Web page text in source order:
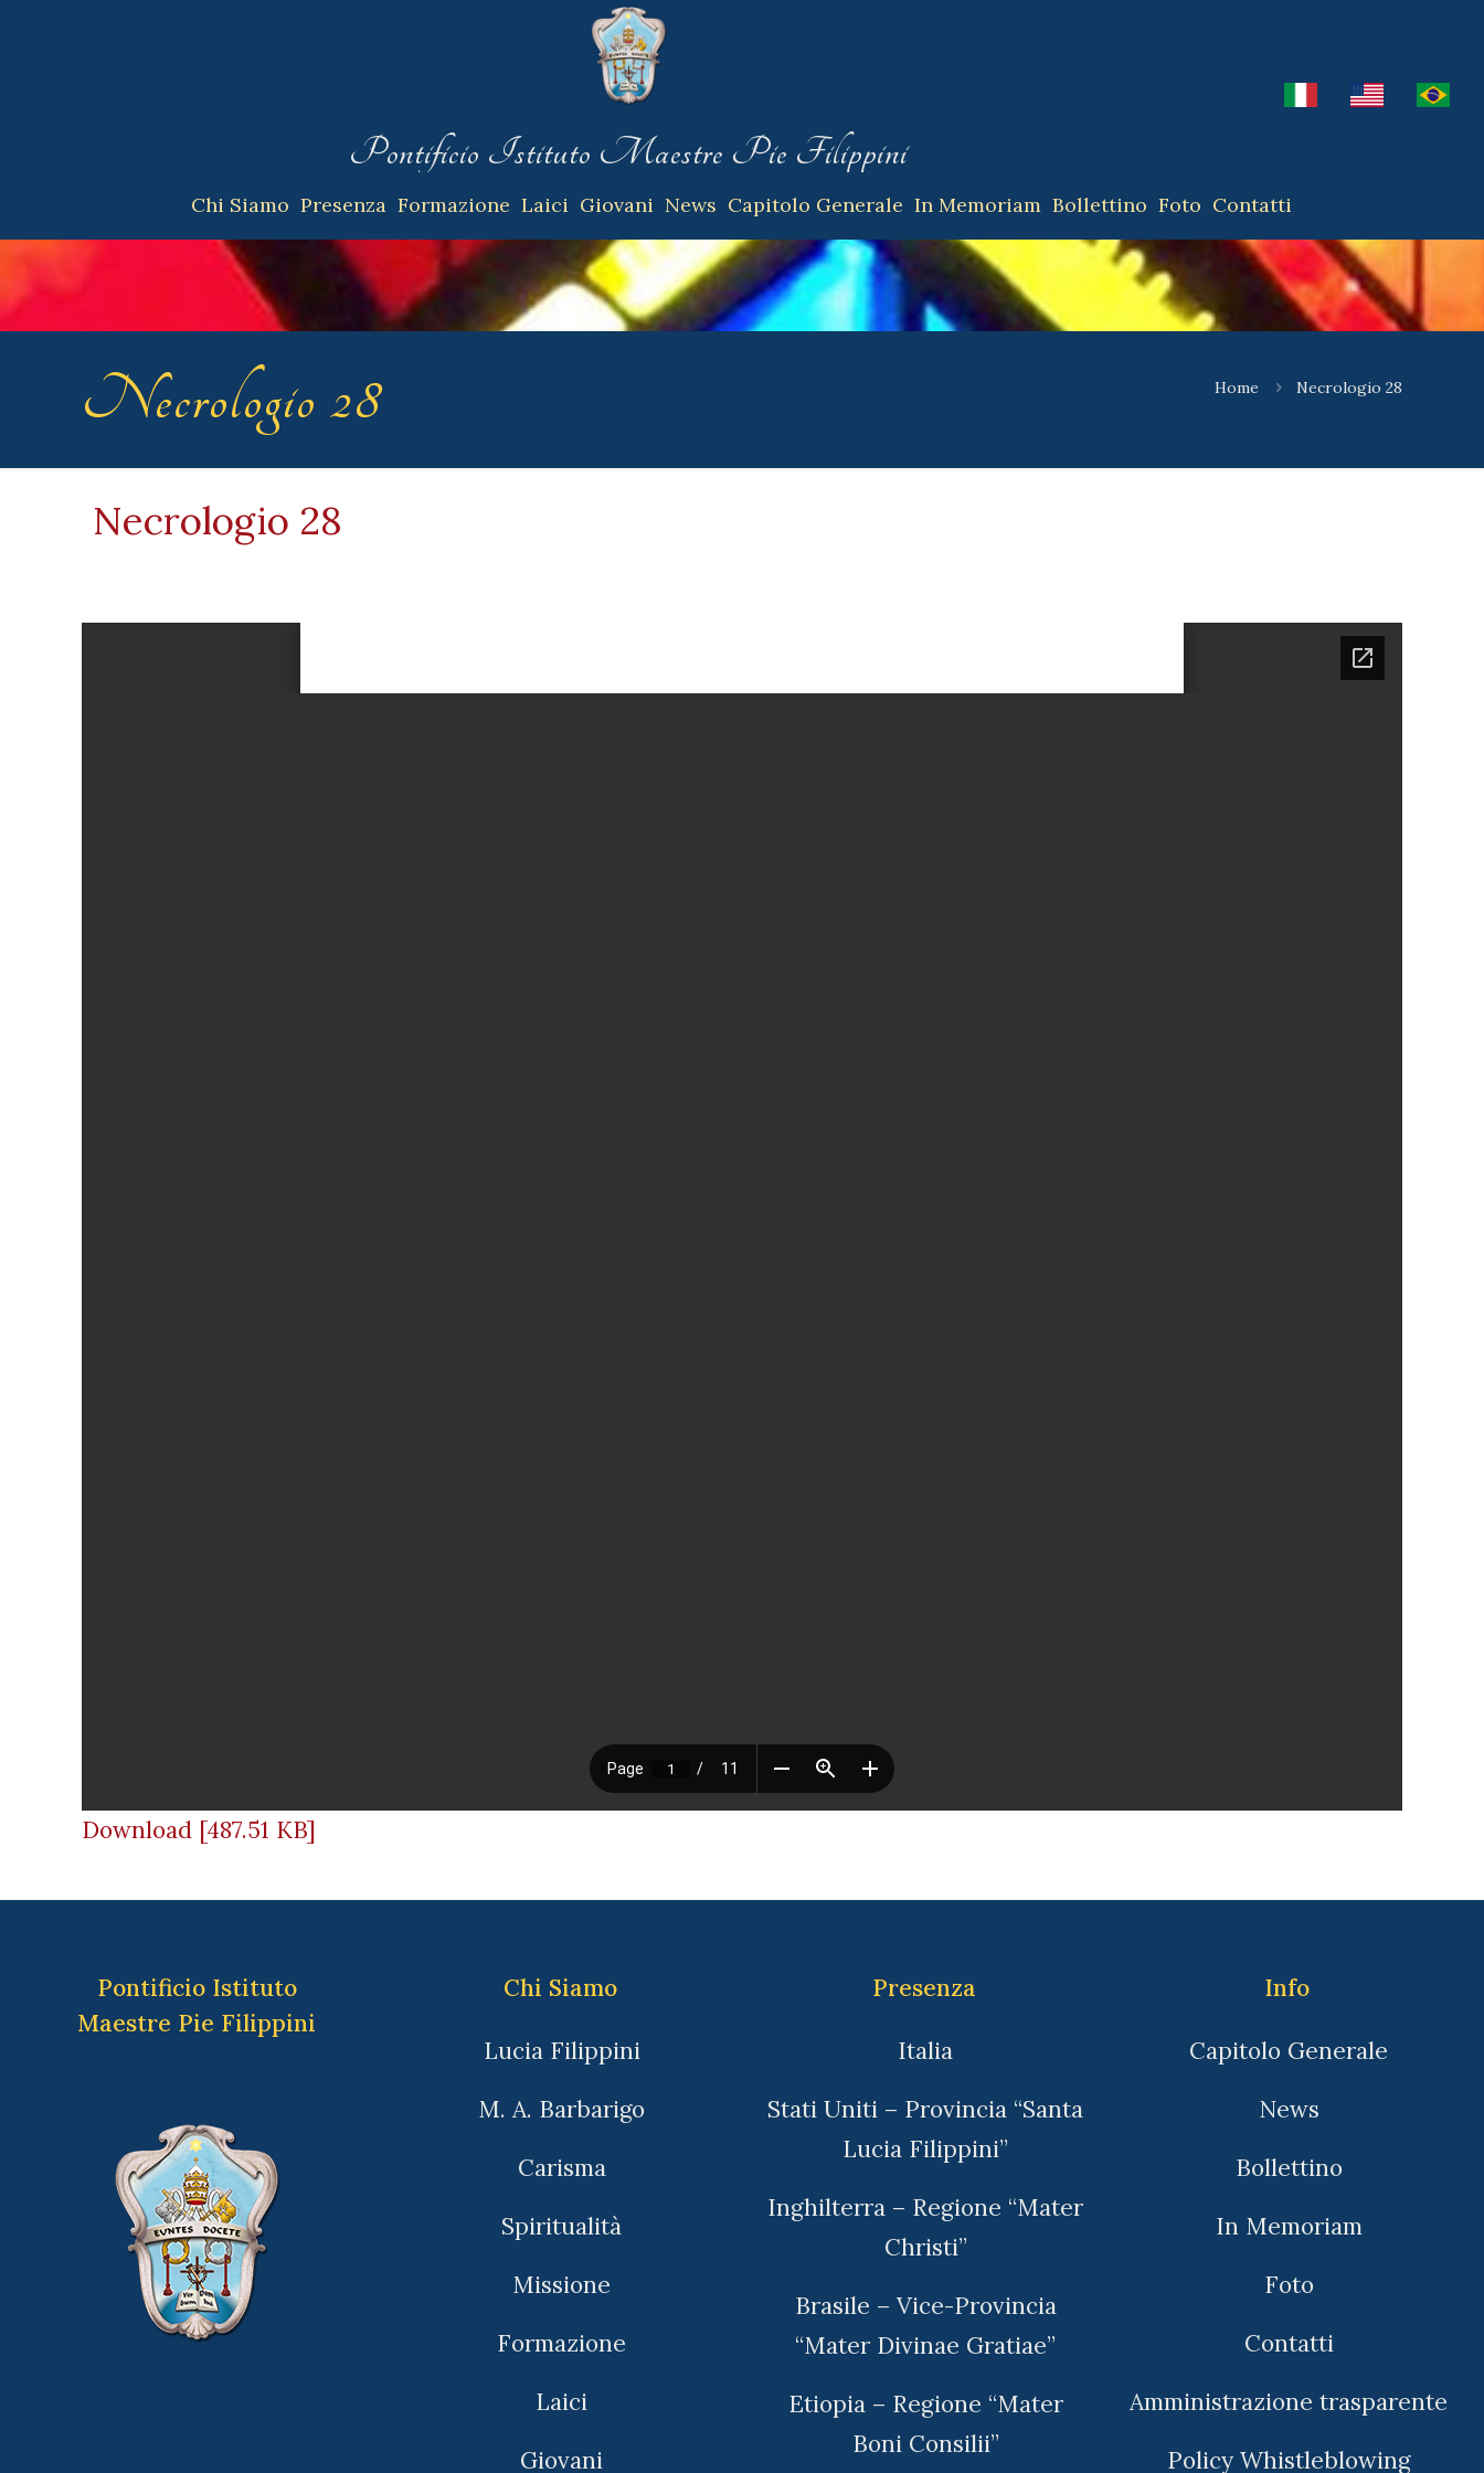
Pontificio Istituto Maestre Pie Filippini
Chi Siamo Presenza Formazione Laici Giovani News Capitolo Generale In Memoriam Bollettino Foto Contatti
Necrologio 28 Home Necrologio 28
Necrologio 28
Download [487.51 KB]
Pontificio Istituto
Maestre Pie Filippini
Chi Siamo
Lucia Filippini
M. A. Barbarigo
Carisma
Spiritualità
Missione
Formazione
Laici
Giovani
Presenza
Italia
Stati Uniti – Provincia “Santa
Lucia Filippini”
Inghilterra – Regione “Mater
Christi”
Brasile – Vice-Provincia
“Mater Divinae Gratiae”
Etiopia – Regione “Mater
Boni Consilii”
Info
Capitolo Generale
News
Bollettino
In Memoriam
Foto
Contatti
Amministrazione trasparente
Policy Whistleblowing